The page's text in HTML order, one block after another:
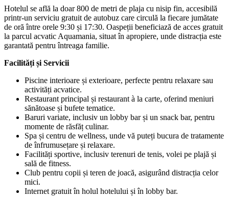
Hotelul se află la doar 800 de metri de plaja cu nisip fin, accesibilă
printr-un serviciu gratuit de autobuz care circulă la fiecare jumătate
de oră între orele 9:30 și 17:30. Oaspeții beneficiază de acces gratuit
la parcul acvatic Aquamania, situat în apropiere, unde distracția este
garantată pentru întreaga familie.
Facilități și Servicii
Piscine interioare și exterioare, perfecte pentru relaxare sau
activități acvatice.
Restaurant principal și restaurant à la carte, oferind meniuri
sănătoase și bufete tematice.
Baruri variate, inclusiv un lobby bar și un snack bar, pentru
momente de răsfăț culinar.
Spa și centru de wellness, unde vă puteți bucura de tratamente
de înfrumusețare și relaxare.
Facilități sportive, inclusiv terenuri de tenis, volei pe plajă și
sală de fitness.
Club pentru copii și teren de joacă, asigurând distracția celor
mici.
Internet gratuit în holul hotelului și în lobby bar.